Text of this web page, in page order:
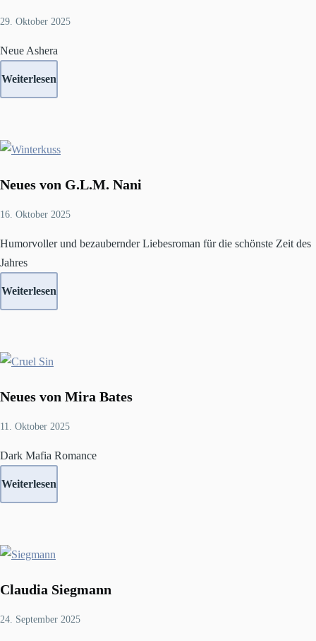
29. Oktober 2025
Neue Ashera
Weiterlesen
Neues von G.L.M. Nani
16. Oktober 2025
Humorvoller und bezaubernder Liebesroman für die schönste Zeit des
Jahres
Weiterlesen
Neues von Mira Bates
11. Oktober 2025
Dark Mafia Romance
Weiterlesen
Claudia Siegmann
24. September 2025